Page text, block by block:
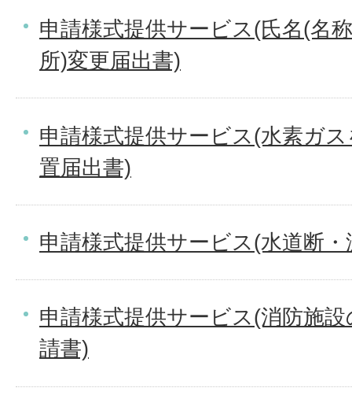
申請様式提供サービス(氏名(名
所)変更届出書)
申請様式提供サービス(水素ガ
置届出書)
申請様式提供サービス(水道断
申請様式提供サービス(消防施
請書)